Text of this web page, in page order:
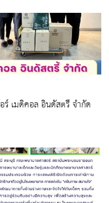
เมดิคอล อินดัสตรี้ จำกัด